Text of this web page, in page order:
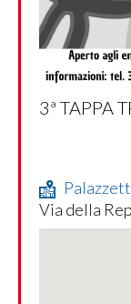
3ª TAPPA
Via della